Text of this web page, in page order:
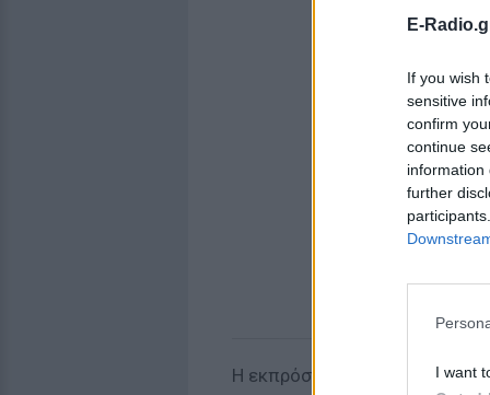
E-
If you wish
sensitive
confirm
continue
information
further
I want
Η εκπρόσωπος της Κομισιόν